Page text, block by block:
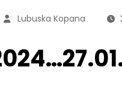
Lubuska Kopana